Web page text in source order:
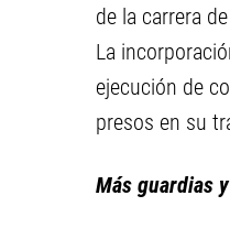
de la carrera
La
ejecución de
presos en su
Más guardias